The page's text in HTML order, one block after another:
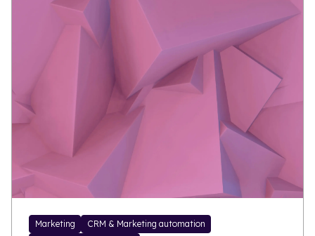
Marketing
CRM & Marketing automation